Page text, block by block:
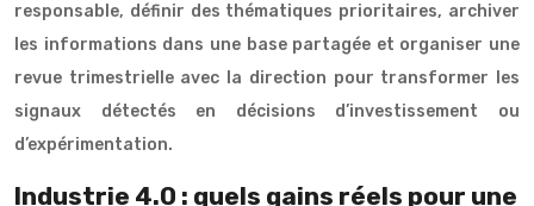
responsable, définir des thématiques prioritaires, archiver
les informations dans une base partagée et organiser une
revue trimestrielle avec la direction pour transformer les
signaux détectés en décisions d’investissement ou
d’expérimentation.
Industrie 4.0 : quels gains réels pour une